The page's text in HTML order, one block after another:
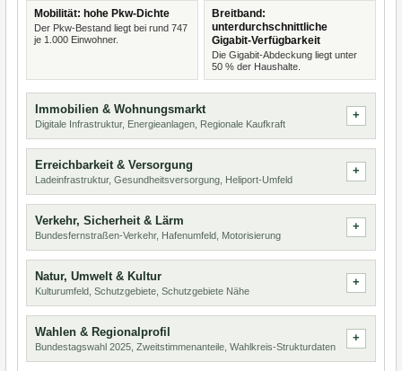
Mobilität: hohe Pkw-Dichte
Der Pkw-Bestand liegt bei rund 747
je 1.000 Einwohner.
Breitband:
unterdurchschnittliche
Gigabit-Verfügbarkeit
Die Gigabit-Abdeckung liegt unter
50 % der Haushalte.
Immobilien & Wohnungsmarkt
Digitale Infrastruktur, Energieanlagen, Regionale Kaufkraft
Erreichbarkeit & Versorgung
Ladeinfrastruktur, Gesundheitsversorgung, Heliport-Umfeld
Verkehr, Sicherheit & Lärm
Bundesfernstraßen-Verkehr, Hafenumfeld, Motorisierung
Natur, Umwelt & Kultur
Kulturumfeld, Schutzgebiete, Schutzgebiete Nähe
Wahlen & Regionalprofil
Bundestagswahl 2025, Zweitstimmenanteile, Wahlkreis-Strukturdaten